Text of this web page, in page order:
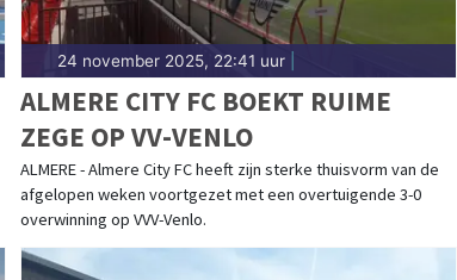
24 november 2025, 22:41 uur|
ALMERE CITY FC BOEKT RUIME
ZEGE OP VV-VENLO
ALMERE - Almere City FC heeft zijn sterke thuisvorm van de
afgelopen weken voortgezet met een overtuigende 3-0
overwinning op VVV-Venlo.